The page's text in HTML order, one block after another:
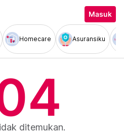
Masuk
Homecare Asuransiku
ditemukan.